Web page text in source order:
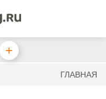
+
ГЛАВНАЯ